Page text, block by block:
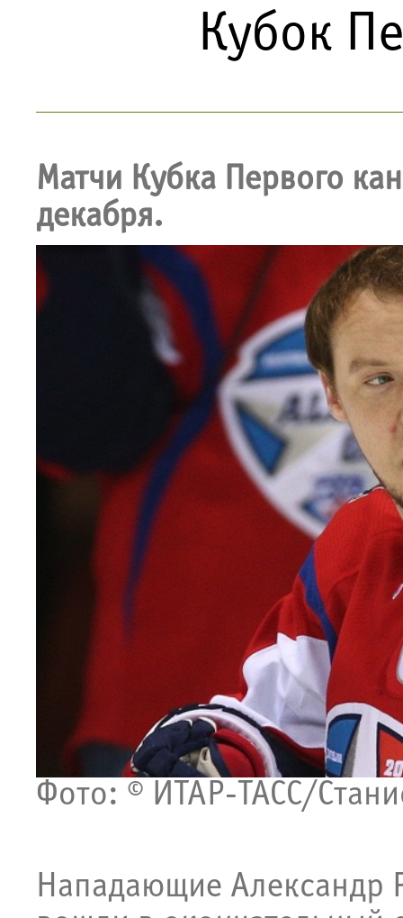
Кубок
Матчи Кубка Первого
декабря.
Фото: © ИТАР-ТАСС/
Нападающие Александр